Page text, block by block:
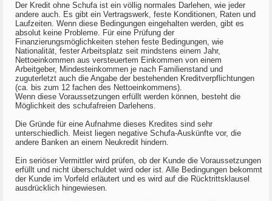
Der Kredit ohne Schufa ist ein völlig normales Darlehen, wie jeder
andere auch. Es gibt ein Vertragswerk, feste Konditionen, Raten und
Laufzeiten. Wenn diese Bedingungen eingehalten werden, gibt es
absolut keine Probleme. Für eine Prüfung der
Finanzierungsmöglichkeiten stehen feste Bedingungen, wie
Nationalität, fester Arbeitsplatz seit mindstens einem Jahr,
Nettoeinkommen aus versteuertem Einkommen von einem
Arbeitgeber, Mindesteinkommen je nach Familienstand und
zuguterletzt auch die Angabe der bestehenden Kreditverpflichtungen
(ca. bis zum 12 fachen des Nettoeinkommens).
Wenn diese Voraussetzungen erfüllt werden können, besteht die
Möglichkeit des schufafreien Darlehens.
Die Gründe für eine Aufnahme dieses Kredites sind sehr
unterschiedlich. Meist liegen negative Schufa-Auskünfte vor, die
andere Banken an einem Neukredit hindern.
Ein seriöser Vermittler wird prüfen, ob der Kunde die Voraussetzungen
erfüllt und nicht überschuldet wird oder ist. Alle Bedingungen bekommt
der Kunde im Vorfeld erläutert und es wird auf die Rücktrittsklausel
ausdrücklich hingewiesen.